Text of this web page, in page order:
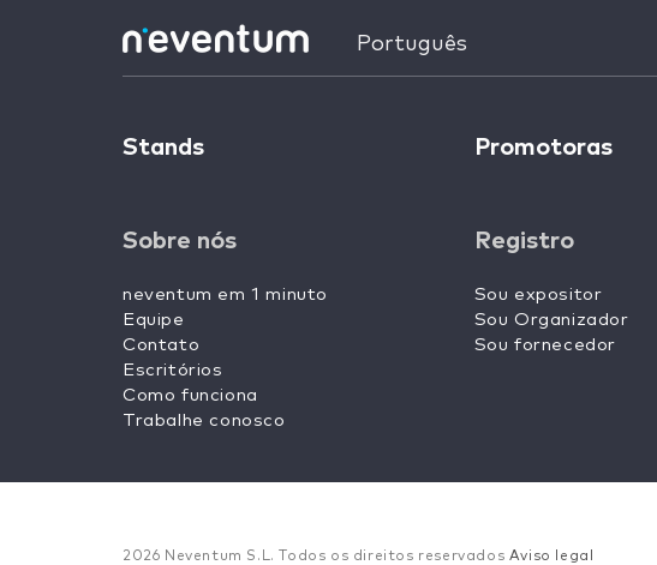
Português
Stands Promotoras
Sobre nós
neventum em 1 minuto
Equipe
Contato
Escritórios
Como funciona
Trabalhe conosco
Registro
Sou expositor
Sou Organizador
Sou fornecedor
2026 Neventum S.L. Todos os direitos reservados Aviso legal